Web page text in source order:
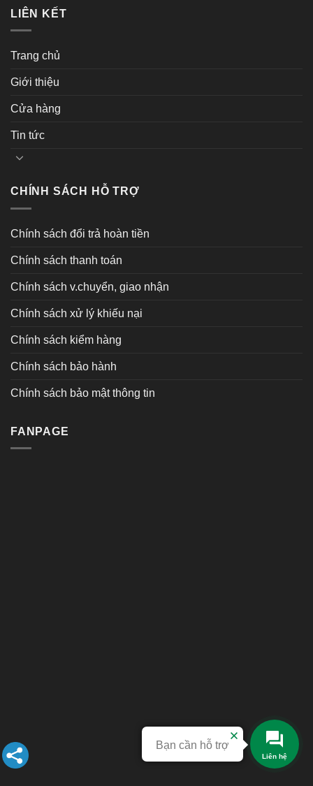
LIÊN KẾT
Trang chủ
Giới thiệu
Cửa hàng
Tin tức
CHÍNH SÁCH HỖ TRỢ
Chính sách đổi trả hoàn tiền
Chính sách thanh toán
Chính sách v.chuyển, giao nhận
Chính sách xử lý khiếu nại
Chính sách kiểm hàng
Chính sách bảo hành
Chính sách bảo mật thông tin
FANPAGE
Liên hệ
Bạn cần hỗ trợ